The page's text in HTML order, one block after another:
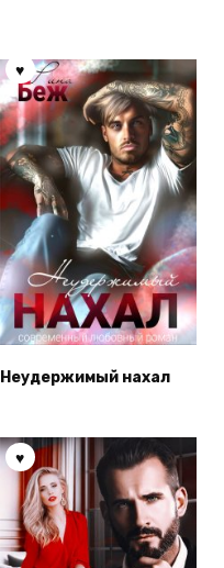
Неудержимый нахал